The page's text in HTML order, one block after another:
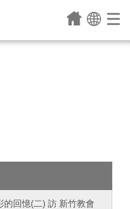
的回憶(二) 訪 新竹教會